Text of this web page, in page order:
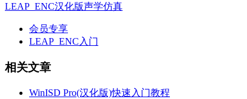
LEAP_ENC汉化版声学仿真
会员专享
LEAP_ENC入门
相关文章
WinISD Pro(汉化版)快速入门教程